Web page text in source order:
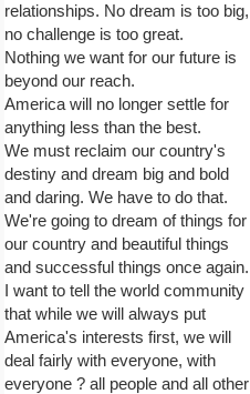
relationships. No dream is too big,
no challenge is too great.
Nothing we want for our future is
beyond our reach.
America will no longer settle for
anything less than the best.
We must reclaim our country's
destiny and dream big and bold
and daring. We have to do that.
We're going to dream of things for
our country and beautiful things
and successful things once again.
I want to tell the world community
that while we will always put
America's interests first, we will
deal fairly with everyone, with
everyone ? all people and all other